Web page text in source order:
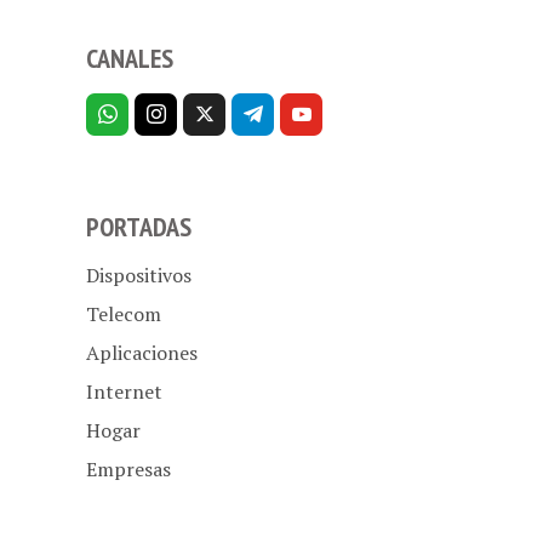
CANALES
PORTADAS
Dispositivos
Telecom
Aplicaciones
Internet
Hogar
Empresas